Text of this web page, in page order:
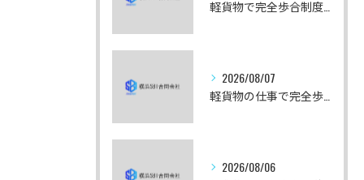
2026/08/07
2026/08/06